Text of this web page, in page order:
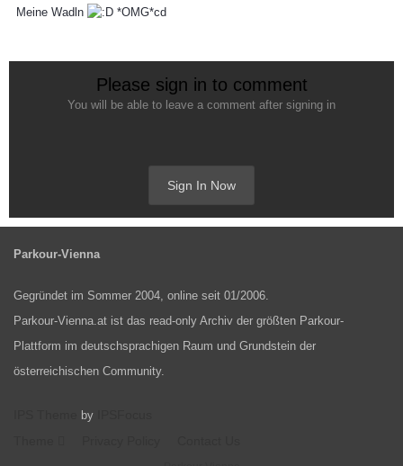
Meine Wadln *OMG*cd
Please sign in to comment
You will be able to leave a comment after signing in
Sign In Now
Parkour-Vienna
Gegründet im Sommer 2004, online seit 01/2006.
Parkour-Vienna.at ist das read-only Archiv der größten Parkour-
Plattform im deutschsprachigen Raum und Grundstein der
österreichischen Community.
by